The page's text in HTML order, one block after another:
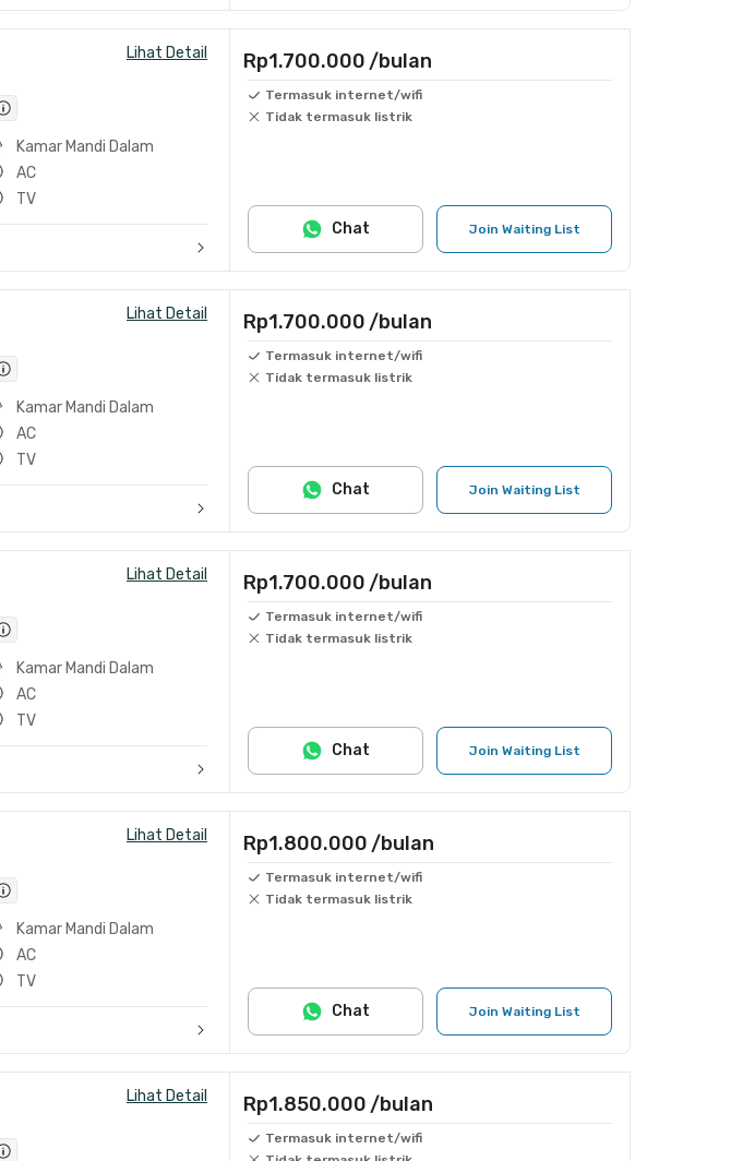
Lihat Detail
Kamar Mandi Dalam
AC
TV
Rp1.700.000 /bulan
Termasuk internet/wifi
Tidak termasuk listrik
Join Waiting List
Chat
Lihat Detail
Kamar Mandi Dalam
AC
TV
Rp1.700.000 /bulan
Termasuk internet/wifi
Tidak termasuk listrik
Join Waiting List
Chat
Lihat Detail
Kamar Mandi Dalam
AC
TV
Rp1.700.000 /bulan
Termasuk internet/wifi
Tidak termasuk listrik
Join Waiting List
Chat
Lihat Detail
Kamar Mandi Dalam
AC
TV
Rp1.800.000 /bulan
Termasuk internet/wifi
Tidak termasuk listrik
Join Waiting List
Chat
Lihat Detail Rp1.850.000 /bulan
Termasuk internet/wifi